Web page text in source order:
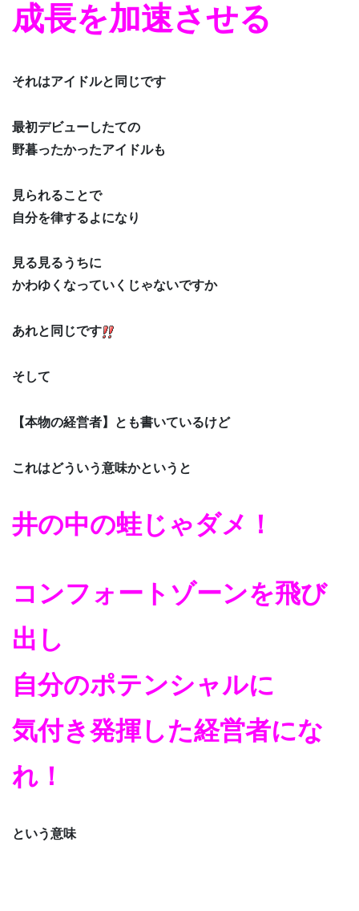
成長を加速させる
それはアイドルと同じです
最初デビューしたての
野暮ったかったアイドルも
見られることで
自分を律するよになり
見る見るうちに
かわゆくなっていくじゃないですか
あれと同じです
そして
【本物の経営者】とも書いているけど
これはどういう意味かというと
井の中の蛙じゃダメ！
コンフォートゾーンを飛び
出し
自分のポテンシャルに
気付き発揮した経営者にな
れ！
という意味